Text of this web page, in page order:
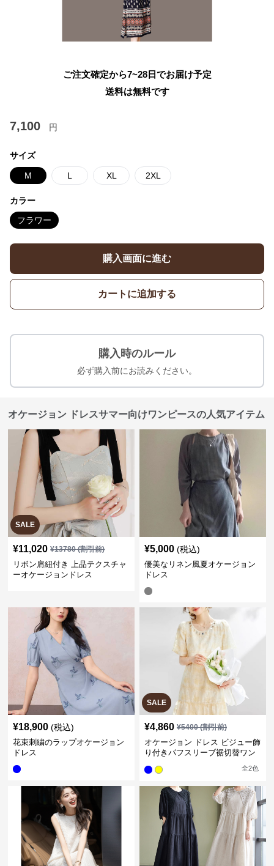
ご注文確定から7~28日でお届け予定
送料は無料です
7,100 円
サイズ
M L XL 2XL
カラー
フラワー
購入画面に進む
カートに追加する
購入時のルール
必ず購入前にお読みください。
オケージョン ドレスサマー向けワンピースの人気アイテム
SALE
¥11,020 ¥13780(割引前)
リボン肩紐付き 上品テクスチャ
ーオケージョンドレス
¥5,000 (税込)
優美なリネン風夏オケージョン
ドレス
¥18,900 (税込)
花束刺繍のラップオケージョン
ドレス
SALE
¥4,860 ¥5400(割引前)
オケージョン ドレス ビジュー飾
り付きパフスリーブ裾切替ワン
全2色